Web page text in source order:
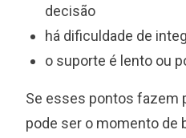
decisão
há dificuldade de
o suporte é lento ou
Se esses pontos fazem
pode ser o momento de